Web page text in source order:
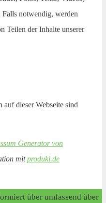
Falls notwendig, werden
Teilen der Inhalte unserer
dieser Webseite sind
Generator von
mitproduki.de
über umfassend über